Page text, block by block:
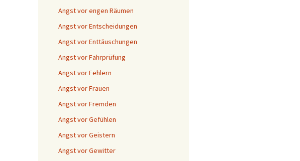
Angst vor engen Räumen
Angst vor Entscheidungen
Angst vor Enttäuschungen
Angst vor Fahrprüfung
Angst vor Fehlern
Angst vor Frauen
Angst vor Fremden
Angst vor Gefühlen
Angst vor Geistern
Angst vor Gewitter